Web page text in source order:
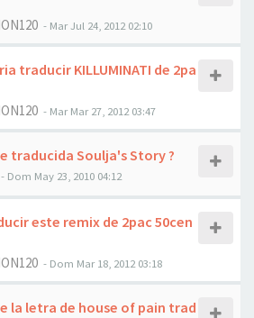
- Mar Jul 24, 2012 02:10
traducir KILLUMINATI de 2pa
- Mar Mar 27, 2012 03:47
traducida Soulja's Story ?
- Dom May 23, 2010 04:12
este remix de 2pac 50cen
- Dom Mar 18, 2012 03:18
la letra de house of pain trad